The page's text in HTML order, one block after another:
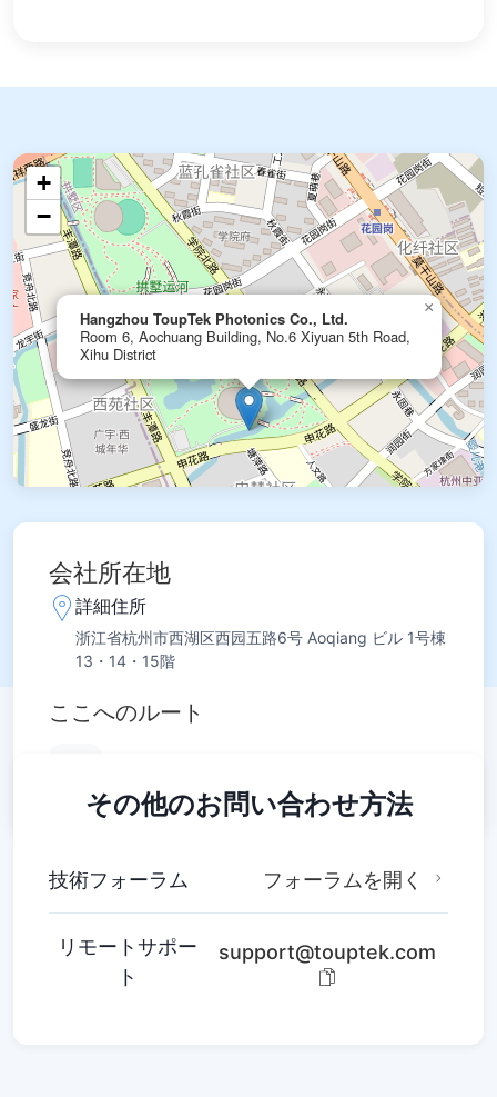
Hangzhou ToupTek Photonics Co., Ltd.
Room 6, Aochuang Building, No.6 Xiyuan 5th Road,
Xihu District
×
+
−
会社所在地
詳細住所
浙江省杭州市西湖区西园五路6号 Aoqiang ビル 1号棟
13・14・15階
ここへのルート
その他のお問い合わせ方法
技術フォーラム フォーラムを開く
リモートサポー
ト
support@touptek.com